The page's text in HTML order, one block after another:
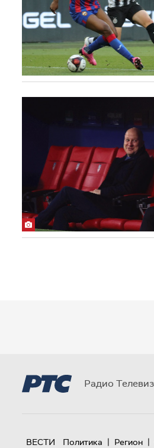
Радио
ВЕСТИ Политика | Регион |